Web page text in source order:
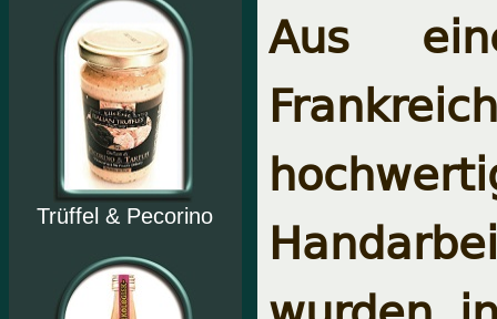
Trüffel & Pecorino
Aus